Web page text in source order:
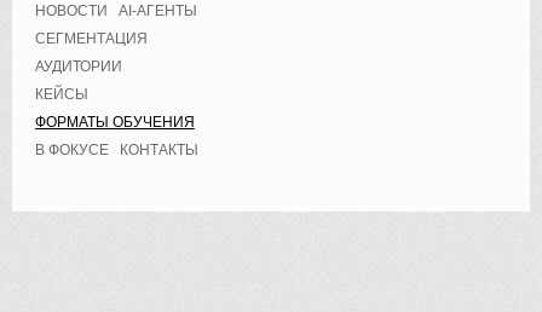
НОВОСТИ
AI-АГЕНТЫ
СЕГМЕНТАЦИЯ
АУДИТОРИИ
КЕЙСЫ
ФОРМАТЫ ОБУЧЕНИЯ
В ФОКУСЕ
КОНТАКТЫ